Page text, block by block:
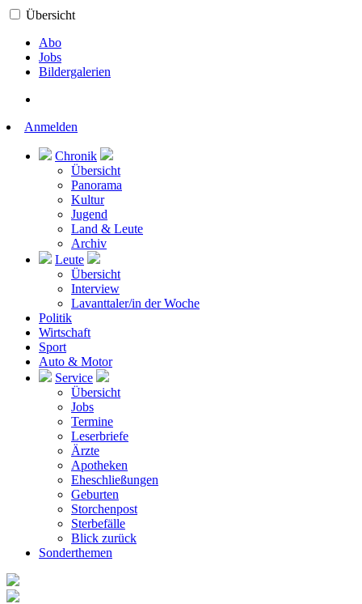
Übersicht
Abo
Jobs
Bildergalerien
Anmelden
Chronik
Übersicht
Panorama
Kultur
Jugend
Land & Leute
Archiv
Leute
Übersicht
Interview
Lavanttaler/in der Woche
Politik
Wirtschaft
Sport
Auto & Motor
Service
Übersicht
Jobs
Termine
Leserbriefe
Ärzte
Apotheken
Eheschließungen
Geburten
Storchenpost
Sterbefälle
Blick zurück
Sonderthemen